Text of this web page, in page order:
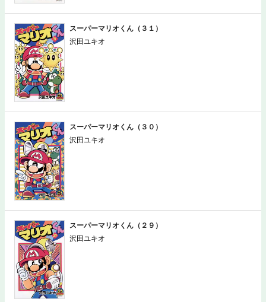
スーパーマリオくん（３１）
沢田ユキオ
スーパーマリオくん（３０）
沢田ユキオ
スーパーマリオくん（２９）
沢田ユキオ